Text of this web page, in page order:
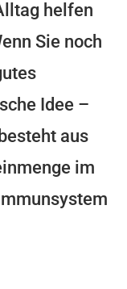
helfen
Sie noch
Idee –
aus
im